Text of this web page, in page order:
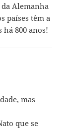
Alemanha
países têm a
800 anos!
mas
que se